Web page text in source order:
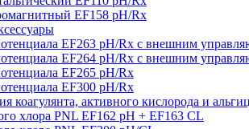
EF158 pH/Rx
EF263 pH/Rx с внешним
EF264 pH/Rx с внешним
EF265 pH/Rx
EF300 pH/Rx
коагулянта, активного кислорода и
хлора PNL EF162 pH + EF163 CL